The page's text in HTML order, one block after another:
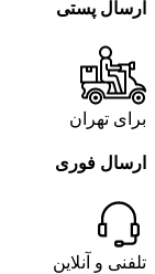
ارسال پستی
برای تهران
ارسال فوری
تلفنی و آنلاین